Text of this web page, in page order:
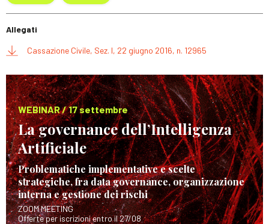
Allegati
Cassazione Civile, Sez. I, 22 giugno 2016, n. 12965
WEBINAR / 17 settembre
La governance dell’Intelligenza
Artificiale
Problematiche implementative e scelte
strategiche, fra data governance, organizzazione
interna e gestione dei rischi
ZOOM MEETING
Offerte per iscrizioni entro il 27/08